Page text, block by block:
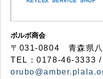
ボルボ商会
〒031-0804 青森県
TEL：0178-46-3333